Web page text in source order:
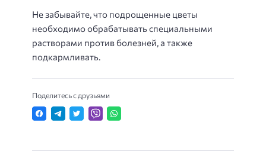
Не забывайте, что подрощенные цветы
необходимо обрабатывать специальными
растворами против болезней, а также
подкармливать.
Поделитесь с друзьями